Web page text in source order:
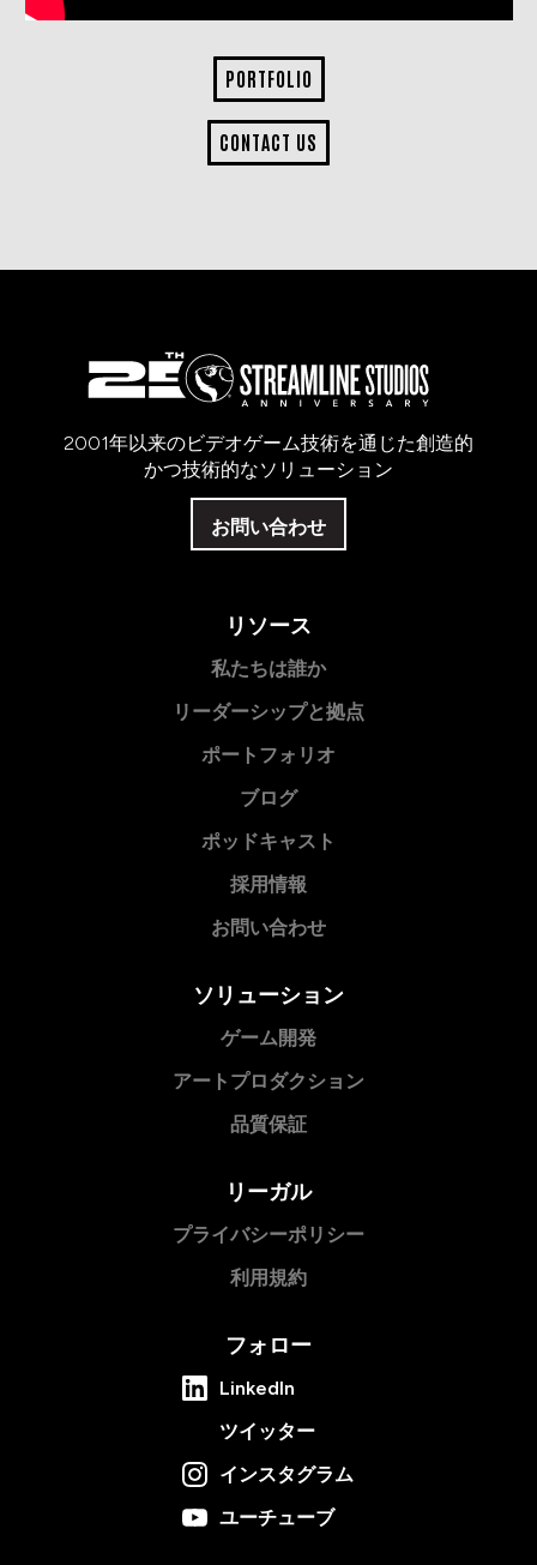
PORTFOLIO
CONTACT US
2001年以来のビデオゲーム技術を通じた創造的
かつ技術的なソリューション
お問い合わせ
リソース
私たちは誰か
リーダーシップと拠点
ポートフォリオ
ブログ
ポッドキャスト
採用情報
お問い合わせ
ソリューション
ゲーム開発
アートプロダクション
品質保証
リーガル
プライバシーポリシー
利用規約
フォロー
LinkedIn
ツイッター
インスタグラム
ユーチューブ